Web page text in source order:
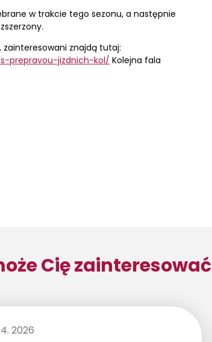
w trakcie tego sezonu, a następnie
zainteresowani znajdą tutaj:
prepravou-jizdnich-kol/ Kolejna fala
Cię zainteresować
2026